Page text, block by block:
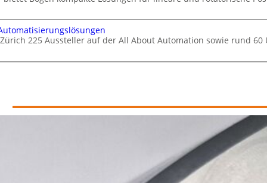
225 Aussteller auf der All About Automation sowie rund